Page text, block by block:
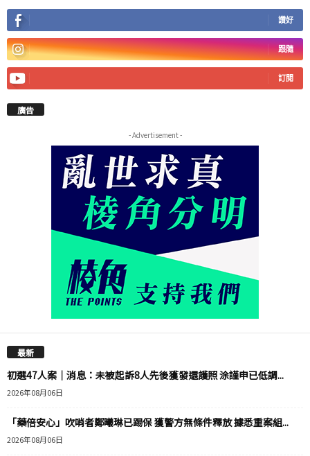
讚好
跟隨
訂閱
廣告
- Advertisement -
最新
初選47人案｜消息：未被起訴8人先後獲發還護照 涂謹申已低調...
2026年08月06日
「藥倍安心」吹哨者鄭曦琳已踢保 獲警方無條件釋放 據悉重案組...
2026年08月06日